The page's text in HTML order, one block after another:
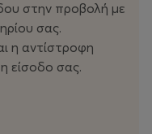
στην προβολή με
σας.
η αντίστροφη
είσοδο σας.